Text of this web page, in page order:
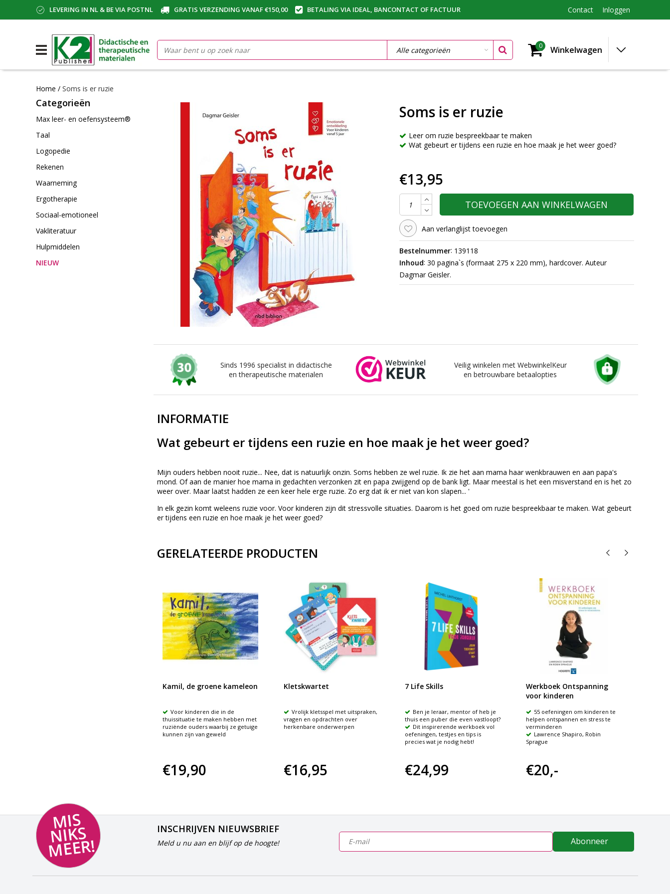
LEVERING IN NL & BE VIA POSTNL GRATIS VERZENDING VANAF €150,00 BETALING VIA IDEAL, BANCONTACT OF FACTUUR Contact Inloggen
0 Winkelwagen
Home / Soms is er ruzie
Categorieën
Max leer- en oefensysteem®
Taal
Logopedie
Rekenen
Waarneming
Ergotherapie
Sociaal-emotioneel
Vakliteratuur
Hulpmiddelen
NIEUW
Soms is er ruzie
Leer om ruzie bespreekbaar te maken
Wat gebeurt er tijdens een ruzie en hoe maak je het weer goed?
€13,95
TOEVOEGEN AAN WINKELWAGEN
Aan verlanglijst toevoegen
Bestelnummer: 139118
Inhoud: 30 pagina`s (formaat 275 x 220 mm), hardcover. Auteur
Dagmar Geisler.
Sinds 1996 specialist in didactische
en therapeutische materialen
Veilig winkelen met WebwinkelKeur
en betrouwbare betaalopties
INFORMATIE
Wat gebeurt er tijdens een ruzie en hoe maak je het weer goed?
Mijn ouders hebben nooit ruzie... Nee, dat is natuurlijk onzin. Soms hebben ze wel ruzie. Ik zie het aan mama haar wenkbrauwen en aan papa's
mond. Of aan de manier hoe mama in gedachten verzonken zit en papa zwijgend op de bank ligt. Maar meestal is het een misverstand en is het zo
weer over. Maar laatst hadden ze een keer hele erge ruzie. Zo erg dat ik er niet van kon slapen... '
In elk gezin komt weleens ruzie voor. Voor kinderen zijn dit stressvolle situaties. Daarom is het goed om ruzie bespreekbaar te maken. Wat gebeurt
er tijdens een ruzie en hoe maak je het weer goed?
GERELATEERDE PRODUCTEN
Kamil, de groene kameleon
Voor kinderen die in de
thuissituatie te maken hebben met
ruziënde ouders waarbij ze getuige
kunnen zijn van geweld
€19,90
Kletskwartet
Vrolijk kletsspel met uitspraken,
vragen en opdrachten over
herkenbare onderwerpen
€16,95
7 Life Skills
​Ben je leraar, mentor of heb je
thuis een puber die even vastloopt?
​Dit inspirerende werkboek vol
oefeningen, testjes en tips is
precies wat je nodig hebt!
€24,99
Werkboek Ontspanning
voor kinderen
55 oefeningen om kinderen te
helpen ontspannen en stress te
verminderen
Lawrence Shapiro, Robin
Sprague
€20,-
MI
S
NI
K
S
M
E
E
R!
INSCHRIJVEN NIEUWSBRIEF
Meld u nu aan en blijf op de hoogte! Abonneer